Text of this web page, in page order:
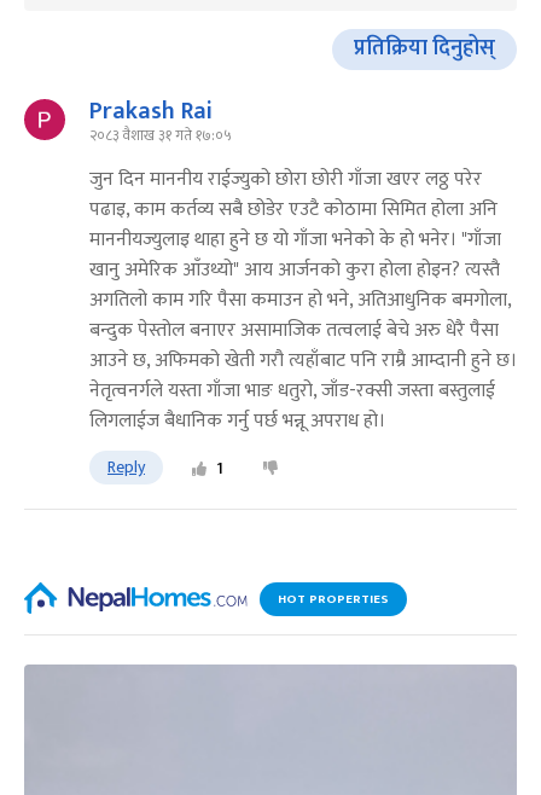
प्रतिक्रिया दिनुहोस्
Prakash Rai
२०८३ वैशाख ३१ गते १७:०५
जुन दिन माननीय राईज्युको छोरा छोरी गाँजा खएर लठ्ठ परेर
पढाइ, काम कर्तव्य सबै छोडेर एउटै कोठामा सिमित होला अनि
माननीयज्युलाइ थाहा हुने छ यो गाँजा भनेको के हो भनेर। "गाँजा
खानु अमेरिक आँउथ्यो" आय आर्जनको कुरा होला होइन? त्यस्तै
अगतिलो काम गरि पैसा कमाउन हो भने, अतिआधुनिक बमगोला,
बन्दुक पेस्तोल बनाएर असामाजिक तत्वलाई बेचे अरु धेरै पैसा
आउने छ, अफिमको खेती गरौ त्यहाँबाट पनि राम्रै आम्दानी हुने छ।
नेतृत्वनर्गले यस्ता गाँजा भाङ धतुरो, जाँड-रक्सी जस्ता बस्तुलाई
लिगलाईज बैधानिक गर्नु पर्छ भन्नू अपराध हो।
Reply 1
HOT PROPERTIES